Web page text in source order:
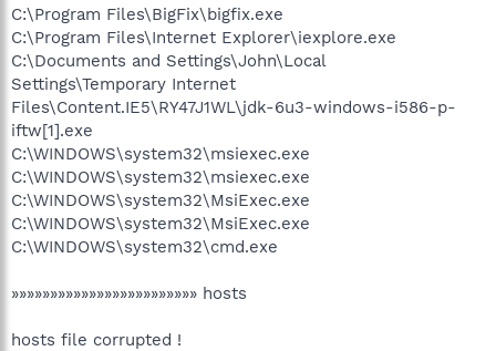
C:\Program Files\BigFix\bigfix.exe
C:\Program Files\Internet Explorer\iexplore.exe
C:\Documents and Settings\John\Local
Settings\Temporary Internet
Files\Content.IE5\RY47J1WL\jdk-6u3-windows-i586-p-
iftw[1].exe
C:\WINDOWS\system32\msiexec.exe
C:\WINDOWS\system32\msiexec.exe
C:\WINDOWS\system32\MsiExec.exe
C:\WINDOWS\system32\MsiExec.exe
C:\WINDOWS\system32\cmd.exe
»»»»»»»»»»»»»»»»»»»»»»»» hosts
hosts file corrupted !